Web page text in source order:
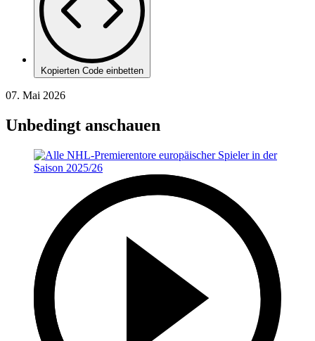
Kopierten Code einbetten
07. Mai 2026
Unbedingt anschauen